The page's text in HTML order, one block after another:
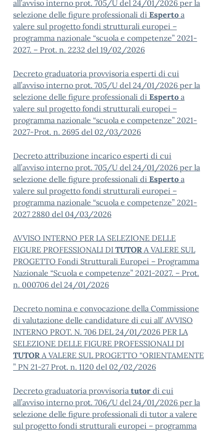
all’avviso interno prot. 705/U del 24/01/2026 per la
selezione delle figure professionali di Esperto a
valere sul progetto fondi strutturali europei –
programma nazionale “scuola e competenze” 2021-
2027. – Prot. n. 2232 del 19/02/2026
Decreto graduatoria provvisoria esperti di cui
all’avviso interno prot. 705/U del 24/01/2026 per la
selezione delle figure professionali di Esperto a
valere sul progetto fondi strutturali europei –
programma nazionale “scuola e competenze” 2021-
2027-Prot. n. 2695 del 02/03/2026
Decreto attribuzione incarico esperti di cui
all’avviso interno prot. 705/U del 24/01/2026 per la
selezione delle figure professionali di Esperto a
valere sul progetto fondi strutturali europei –
programma nazionale “scuola e competenze” 2021-
2027 2880 del 04/03/2026
AVVISO INTERNO PER LA SELEZIONE DELLE
FIGURE PROFESSIONALI DI TUTOR A VALERE SUL
PROGETTO Fondi Strutturali Europei – Programma
Nazionale “Scuola e competenze” 2021-2027. – Prot.
n. 000706 del 24/01/2026
Decreto nomina e convocazione della Commissione
di valutazione delle candidature di cui all’ AVVISO
INTERNO PROT. N. 706 DEL 24/01/2026 PER LA
SELEZIONE DELLE FIGURE PROFESSIONALI DI
TUTOR A VALERE SUL PROGETTO “ORIENTAMENTE
” PN 21-27 Prot. n. 1120 del 02/02/2026
Decreto graduatoria provvisoria tutor di cui
all’avviso interno prot. 706/U del 24/01/2026 per la
selezione delle figure professionali di tutor a valere
sul progetto fondi strutturali europei – programma